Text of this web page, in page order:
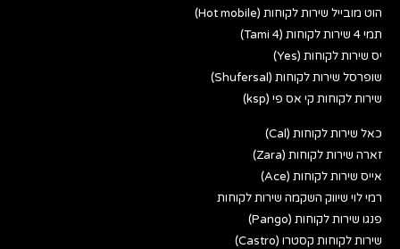
הוט מובייל שירות לקוחות (Hot mobile)
תמי 4 שירות לקוחות (Tami 4)
יס שירות לקוחות (Yes)
שופרסל שירות לקוחות (Shufersal)
שירות לקוחות קי אס פי (ksp)
כאל שירות לקוחות (Cal)
זארה שירות לקוחות (Zara)
אייס שירות לקוחות (Ace)
רמי לוי שיווק השקמה שירות לקוחות
פנגו שירות לקוחות (Pango)
שירות לקוחות קסטרו (Castro)